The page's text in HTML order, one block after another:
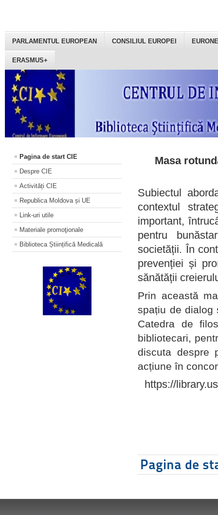
PARLAMENTUL EUROPEAN CONSILIUL EUROPEI
ERASMUS+
Pagina de start CIE
Despre CIE
Activități CIE
Republica Moldova și UE
Link-uri utile
Materiale promoţionale
Biblioteca Științifică Medicală
Masa
Subiectul
contextul
important,
pentru
societății. În
prevenției și
sănătății
Prin această
spațiu de dialog
Catedra de
bibliotecari,
discuta despre
acțiune în
https://
Pagina de